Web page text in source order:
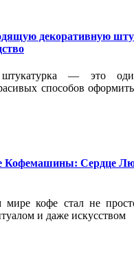
декоративную
штукатурка — это
способов
Кофемашины: Сердце
мире кофе стал не
и даже искусством